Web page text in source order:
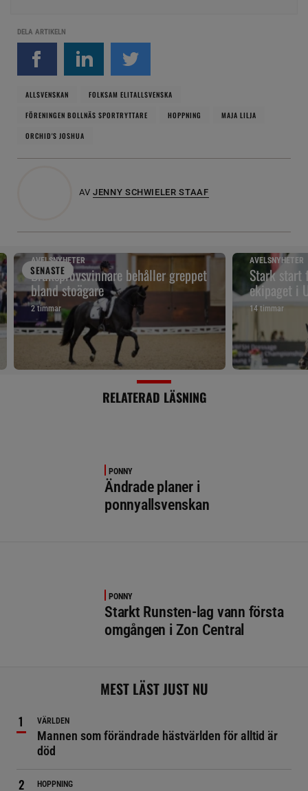
DELA ARTIKELN
ALLSVENSKAN
FOLKSAM ELITALLSVENSKA
FÖRENINGEN BOLLNÄS SPORTRYTTARE
HOPPNING
MAJA LILJA
ORCHID'S JOSHUA
AV JENNY SCHWIELER STAAF
SENASTE
AVELSNYHETER
Bruksprovsvinnare behåller greppet
bland stoägare
2 timmar
AVELSNYHETER
Stark start
ekipaget i
14 timmar
RELATERAD LÄSNING
PONNY
Ändrade planer i
ponnyallsvenskan
PONNY
Starkt Runsten-lag vann första
omgången i Zon Central
MEST LÄST JUST NU
VÄRLDEN
Mannen som förändrade hästvärlden för alltid är
död
HOPPNING